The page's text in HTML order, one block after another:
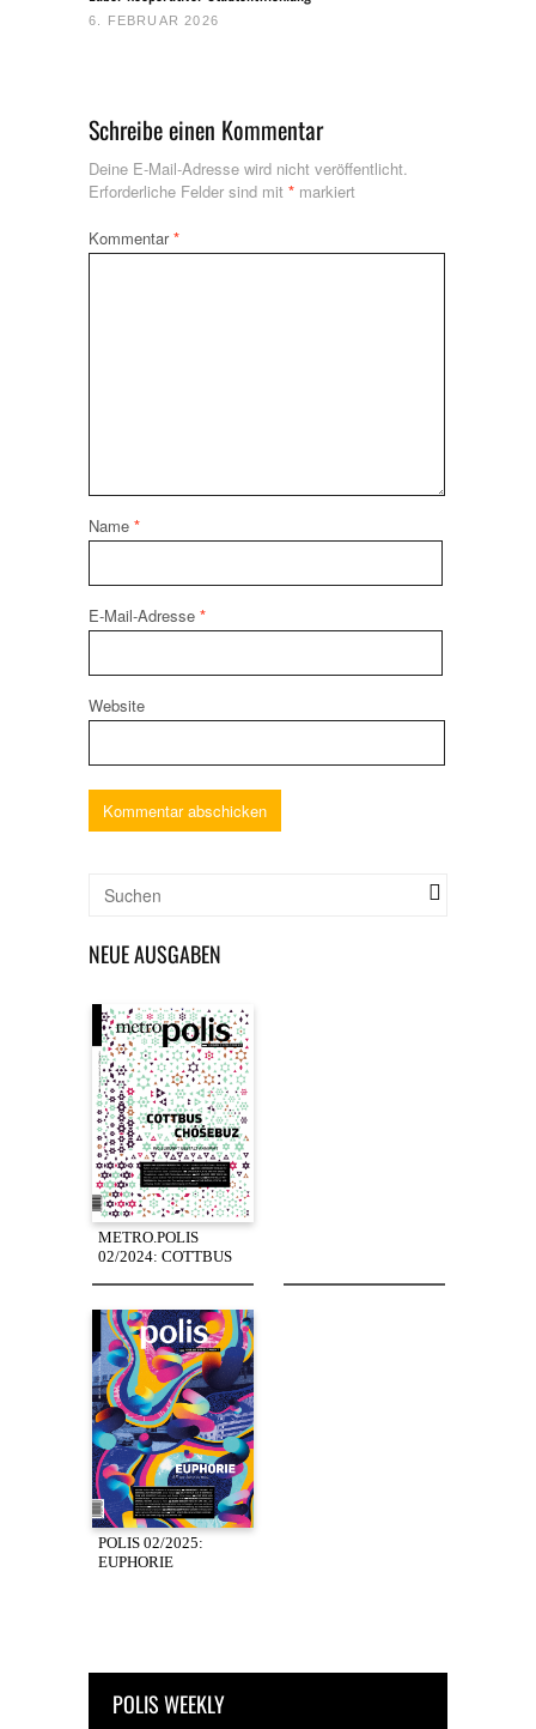
6. FEBRUAR 2026
Schreibe einen Kommentar
Deine E-Mail-Adresse wird nicht veröffentlicht.
Erforderliche Felder sind mit * markiert
Kommentar*
Name *
E-Mail-Adresse *
Website
NEUE AUSGABEN
METRO.POLIS
02/2024: COTTBUS
POLIS 02/2025:
EUPHORIE
POLIS WEEKLY